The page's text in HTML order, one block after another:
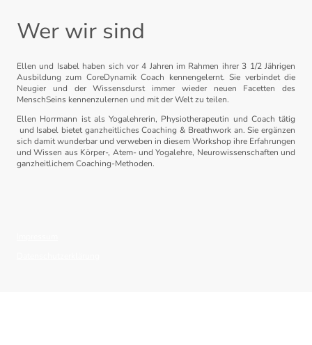
Wer wir sind
Ellen und Isabel haben sich vor 4 Jahren im Rahmen ihrer 3 1/2 Jährigen
Ausbildung zum CoreDynamik Coach kennengelernt. Sie verbindet die
Neugier und der Wissensdurst immer wieder neuen Facetten des
MenschSeins kennenzulernen und mit der Welt zu teilen.
Ellen Horrmann ist als Yogalehrerin, Physiotherapeutin und Coach tätig
und Isabel bietet ganzheitliches Coaching & Breathwork an. Sie ergänzen
sich damit wunderbar und verweben in diesem Workshop ihre Erfahrungen
und Wissen aus Körper-, Atem- und Yogalehre, Neurowissenschaften und
ganzheitlichem Coaching-Methoden.